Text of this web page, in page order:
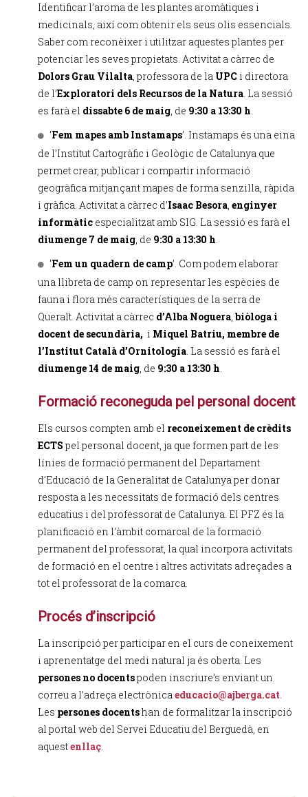
Identificar l’aroma de les plantes aromàtiques i
medicinals, així com obtenir els seus olis essencials.
Saber com reconèixer i utilitzar aquestes plantes per
potenciar les seves propietats. Activitat a càrrec de
Dolors Grau Vilalta, professora de la UPC i directora
de l’Exploratori dels Recursos de la Natura. La sessió
es farà el dissabte 6 de maig, de 9:30 a 13:30 h.
‘Fem mapes amb Instamaps’. Instamaps és una eina
de l’Institut Cartogràfic i Geològic de Catalunya que
permet crear, publicar i compartir informació
geogràfica mitjançant mapes de forma senzilla, ràpida
i gràfica. Activitat a càrrec d’Isaac Besora, enginyer
informàtic especialitzat amb SIG. La sessió es farà el
diumenge 7 de maig, de 9:30 a 13:30 h.
‘Fem un quadern de camp’. Com podem elaborar
una llibreta de camp on representar les espècies de
fauna i flora més característiques de la serra de
Queralt. Activitat a càrrec d’Alba Noguera, biòloga i
docent de secundària, i Miquel Batriu, membre de
l’Institut Català d’Ornitologia. La sessió es farà el
diumenge 14 de maig, de 9:30 a 13:30 h.
Formació reconeguda pel personal docent
Els cursos compten amb el reconeixement de crèdits
ECTS pel personal docent, ja que formen part de les
línies de formació permanent del Departament
d’Educació de la Generalitat de Catalunya per donar
resposta a les necessitats de formació dels centres
educatius i del professorat de Catalunya. El PFZ és la
planificació en l’àmbit comarcal de la formació
permanent del professorat, la qual incorpora activitats
de formació en el centre i altres activitats adreçades a
tot el professorat de la comarca.
Procés d’inscripció
La inscripció per participar en el curs de coneixement
i aprenentatge del medi natural ja és oberta. Les
persones no docentspoden inscriure’s enviant un
correu a l’adreça electrònicaeducacio@ajberga.cat.
Les persones docentshan de formalitzar la inscripció
al portal web del Servei Educatiu del Berguedà, en
aquestenllaç.